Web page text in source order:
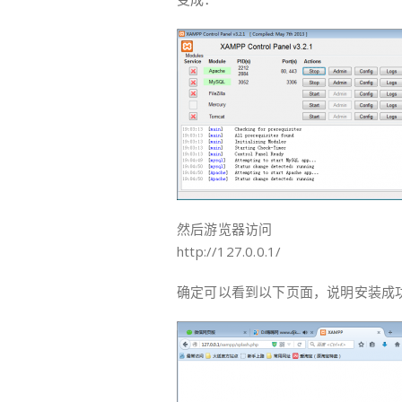
然后游览器访问
http://127.0.0.1/
确定可以看到以下页面，说明安装成